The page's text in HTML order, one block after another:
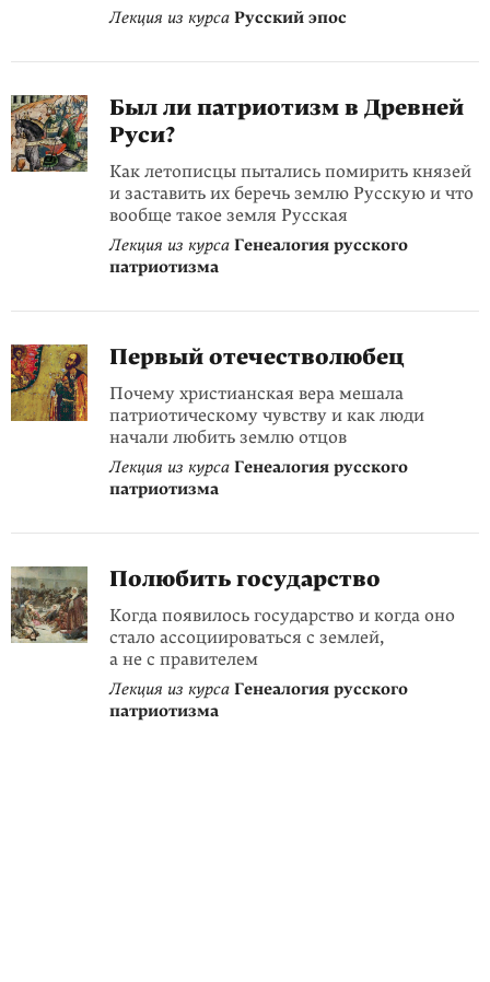
Лекция из курса Русский эпос
Был ли патриотизм в Древней
Руси?
Как летописцы пытались помирить князей
и заставить их беречь землю Русскую и что
вообще такое земля Русская
Лекция из курса Генеалогия русского
патриотизма
Первый отечестволюбец
Почему христианская вера мешала
патриотическому чувству и как люди
начали любить землю отцов
Лекция из курса Генеалогия русского
патриотизма
Полюбить государство
Когда появилось государство и когда оно
стало ассоциироваться с землей,
а не с правителем
Лекция из курса Генеалогия русского
патриотизма